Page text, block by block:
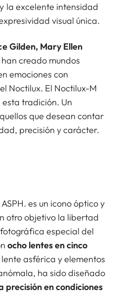
la excelente intensidad
visual única.
Gilden, Mary Ellen
han creado mundos
emociones con
Noctilux. El Noctilux-M
esta tradición. Un
que desean contar
precisión y carácter.
es un icono óptico y
otro objetivo la libertad
especial del
ocho lentes en cinco
asférica y elementos
ha sido diseñado
precisión en condiciones